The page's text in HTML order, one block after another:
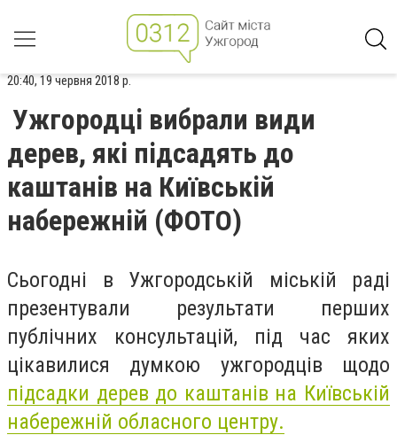
20:40, 19 червня 2018 р.
Ужгородці вибрали види
дерев, які підсадять до
каштанів на Київській
набережній (ФОТО)
Сьогодні в Ужгородській міській раді
презентували результати перших
публічних консультацій, під час яких
цікавилися думкою ужгородців щодо
підсадки дерев до каштанів на Київській
набережній обласного центру.